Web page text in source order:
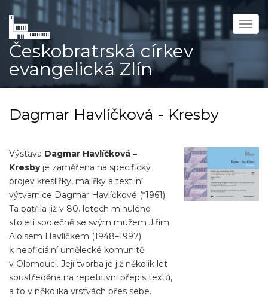
Přejít
hlavnímu
obsahu
Českobratrská církev
evangelická Zlín
Dagmar Havlíčková - Kresby
Výstava Dagmar Havlíčková –
Kresbyje zaměřena na specifický
projev kreslířky, malířky a textilní
výtvarnice Dagmar Havlíčkové (*1961).
Ta patřila již v 80. letech minulého
století společně se svým mužem Jiřím
Aloisem Havlíčkem (1948–1997)
k neoficiální umělecké komunitě
v Olomouci. Její tvorba je již několik let
soustředěna na repetitivní přepis textů,
a to v několika vrstvách přes sebe.